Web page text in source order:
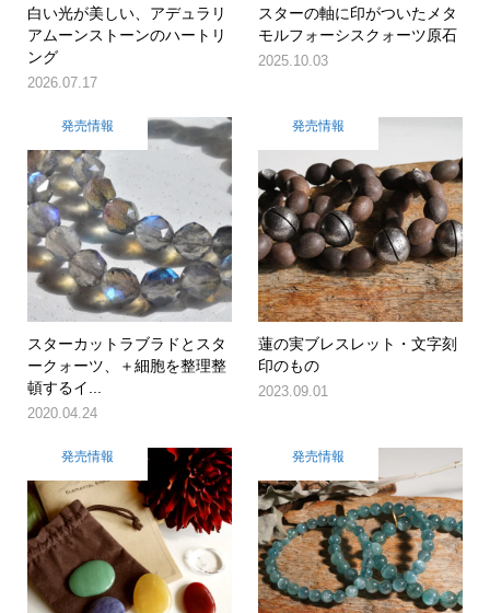
白い光が美しい、アデュラリ
アムーンストーンのハートリ
ング
2026.07.17
スターの軸に印がついたメタ
モルフォーシスクォーツ原石
2025.10.03
発売情報
スターカットラブラドとスタ
ークォーツ、＋細胞を整理整
頓するイ...
2020.04.24
発売情報
蓮の実ブレスレット・文字刻
印のもの
2023.09.01
発売情報 発売情報